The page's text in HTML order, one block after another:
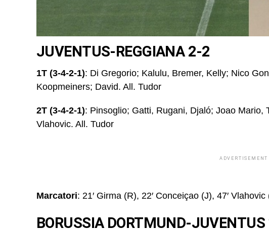
JUVENTUS-REGGIANA 2-2
1T (3-4-2-1): Di Gregorio; Kalulu, Bremer, Kelly; Nico
Koopmeiners; David. All. Tudor
2T (3-4-2-1): Pinsoglio; Gatti, Rugani, Djaló; Joao Mario,
Vlahovic. All. Tudor
ADVERTISEMENT
Marcatori: 21′ Girma (R), 22′ Conceiçao (J), 47′
BORUSSIA DORTMUND-